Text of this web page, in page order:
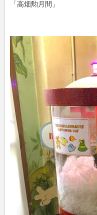
「高畑勲月間」